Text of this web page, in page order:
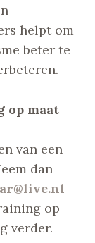
helpt om
beter te
op maat
van een
dan
op
verder.